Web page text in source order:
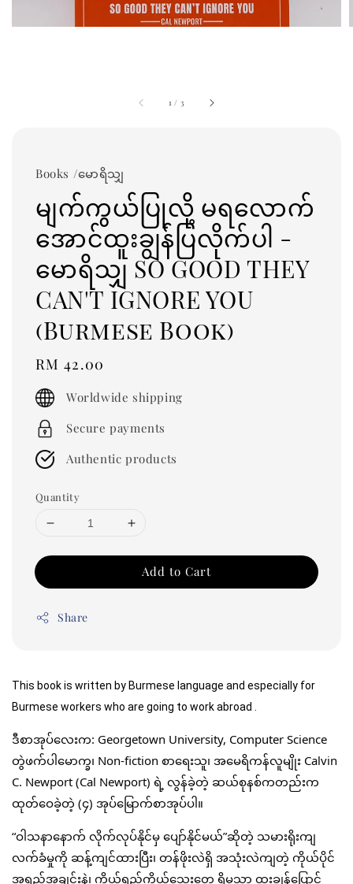
1 / 3
Books /မောရိသျှ
မျက်ကွယ်ပြုလို့ မရလောက်
အောင်ထူးချွန်ပြလိုက်ပါ -
မောရိသျှ SO GOOD THEY
CAN'T IGNORE YOU
(Burmese Book)
Regular
price
RM 42.00
Worldwide shipping
Secure payments
Authentic products
Quantity
Add to Cart
Share
This book is written by Burmese language and especially for
Burmese workers who are going to work abroad .
ဒီစာအုပ်လေးက: Georgetown University, Computer Science
တွဲဖက်ပါမောက္ခ၊ Non-fiction စာရေးသူ၊ အမေရိကန်လူမျိုး Calvin
C. Newport (Cal Newport) ရဲ့ လွန်ခဲ့တဲ့ ဆယ်စုနစ်ကတည်းက
ထုတ်ဝေခဲ့တဲ့ (၄) အုပ်မြောက်စာအုပ်ပါ။
“ဝါသနာနောက် လိုက်လုပ်နိုင်မှ ပျော်နိုင်မယ်”ဆိုတဲ့ သမားရိုးကျ
လက်ခံမှုကို ဆန့်ကျင်ထားပြီး၊ တန်ဖိုးလဲရှိ အသုံးလဲကျတဲ့ ကိုယ်ပိုင်
အရည်အချင်းနဲ့၊ ကိုယ်ရည်ကိုယ်သွေးတွေ ရှိမှသာ ထူးချွန်ပြောင်